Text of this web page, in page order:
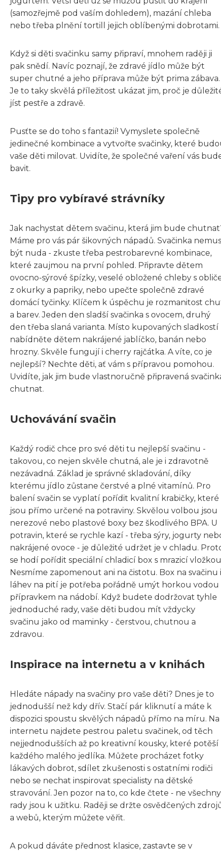
(samozřejmě pod vaším dohledem), mazání chleba
nebo třeba plnění tortill jejich oblíbenými dobrotami.
Když si děti svačinku samy připraví, mnohem raději ji
pak snědí. Navíc poznají, že zdravé jídlo může být
super chutné a jeho příprava může být prima zábava.
Je to taky skvělá příležitost ukázat jim, proč je
jíst pestře a zdravě.
Pusťte se do toho s fantazií! Vymyslete společně
jedinečné kombinace a vytvořte svačinky, které
vaše děti milovat. Uvidíte, že společné vaření vás
bavit.
Tipy pro vybíravé strávníky
Jak nachystat dětem svačinu, která jim bude
Máme pro vás pár šikovných nápadů. Svačinka
být nuda - zkuste třeba pestrobarevné kombinace,
které zaujmou na první pohled. Připravte dětem
ovocno-sýrové špízky, veselé obložené chleby s
z okurky a papriky, nebo upečte společně zdravé
domácí tyčinky. Klíčem k úspěchu je rozmanitost
a barev. Jeden den sladší svačinka s ovocem, druhý
den třeba slaná varianta. Místo kupovaných sladkostí
nabídněte dětem nakrájené jablíčko, banán nebo
hrozny. Skvěle fungují i cherry rajčátka. A víte, co je
nejlepší? Nechte děti, ať vám s přípravou pomohou.
Uvidíte, jak jim bude vlastnoručně připravená
chutnat.
Uchovávání svačin
Každý rodič chce pro své děti tu nejlepší svačinu -
takovou, co nejen skvěle chutná, ale je i zdravotně
nezávadná. Základ je správné skladování, díky
kterému jídlo zůstane čerstvé a plné vitamínů. Pro
balení svačin se vyplatí pořídit kvalitní krabičky, které
jsou přímo určené na potraviny. Skvělou volbou jsou
nerezové nebo plastové boxy bez škodlivého BPA. U
potravin, které se rychle kazí - třeba sýry, jogurty
nakrájené ovoce - je důležité udržet je v chladu.
se hodí pořídit speciální chladicí box s mrazicí
Nesmíme zapomenout ani na čistotu. Box na svačinu i
láhev na pití je potřeba pořádně umýt horkou vodou
přípravkem na nádobí. Když budete dodržovat tyhle
jednoduché rady, vaše děti budou mít vždycky
svačinu jako od maminky - čerstvou, chutnou a
zdravou.
Inspirace na internetu a v knihách
Hledáte nápady na svačiny pro vaše děti? Dnes je to
jednodušší než kdy dřív. Stačí pár kliknutí a máte k
dispozici spoustu skvělých nápadů přímo na míru. Na
internetu najdete pestrou paletu svačinek, od těch
nejjednodušších až po kreativní kousky, které potěší
každého malého jedlíka. Můžete procházet fotky
lákavých dobrot, sdílet zkušenosti s ostatními rodiči
nebo se nechat inspirovat specialisty na dětské
stravování. Jen pozor na to, co kde čtete - ne všechny
rady jsou k užitku. Raději se držte osvědčených
a webů, kterým můžete věřit.
A pokud dáváte přednost klasice, zastavte se v